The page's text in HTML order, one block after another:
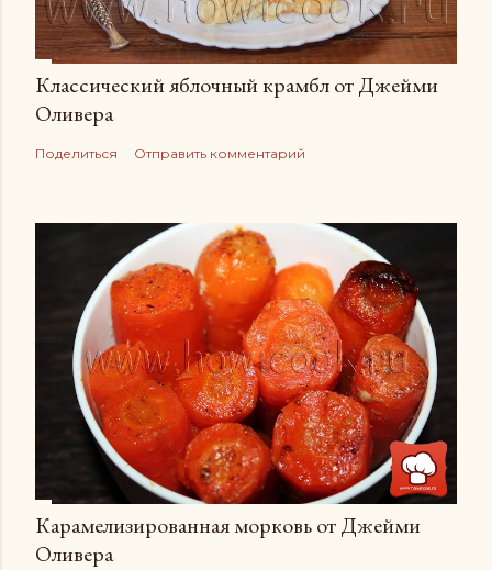
Классический яблочный крамбл от Джейми
Оливера
Поделиться Отправить комментарий
Карамелизированная морковь от Джейми
Оливера